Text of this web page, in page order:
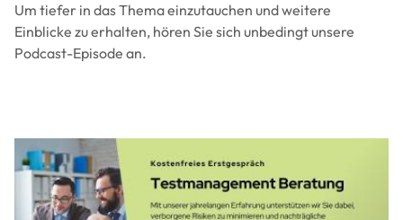
Um tiefer in das Thema einzutauchen und weitere
Einblicke zu erhalten, hören Sie sich unbedingt unsere
Podcast-Episode an.
Image